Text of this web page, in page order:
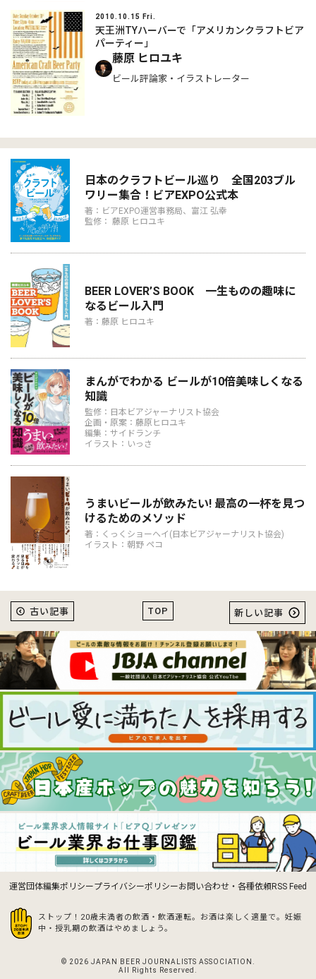
2010.10.15 Fri.
天王洲TYハーバーで「アメリカンクラフトビア
パーティー」
藤原 ヒロユキ
ビール評論家・イラストレーター
日本のクラフトビール巡り 全国203ブル
ワリー集合！ビアEXPO公式本
著：ビアEXPO運営事務局、富江 弘幸
監修： 藤原 ヒロユキ
BEER LOVER’S BOOK 一生ものの趣味に
なるビール入門
著：藤原 ヒロユキ
まんがでわかる ビールが10倍美味しくなる
知識
監修：日本ビアジャーナリスト協会
企画・原案：藤原ヒロユキ
編集：サイドランチ
イラスト：いっさ
うまいビールが飲みたい! 最高の一杯を見つ
けるためのメソッド
著：くっくショーヘイ(日本ビアジャーナリスト協会)
イラスト：朝野 ペコ
TOP
古い記事 新しい記事
運営団体編集ポリシープライバシーポリシーお問い合わせ・各種依頼RSS Feed
ストップ！20歳未満者の飲酒・飲酒運転。お酒は楽しく適量で。 妊娠
中・授乳期の飲酒はやめましょう。
© 2026 JAPAN BEER JOURNALISTS ASSOCIATION.
All Rights Reserved.